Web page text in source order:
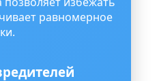
равномерное